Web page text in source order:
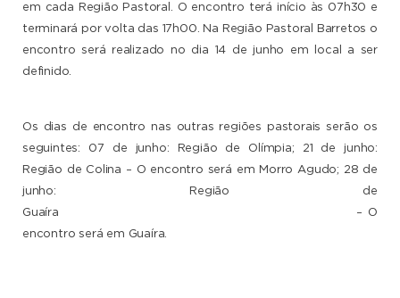
em cada Região Pastoral. O encontro terá início às 07h30 e
terminará por volta das 17h00. Na Região Pastoral Barretos o
encontro será realizado no dia 14 de junho em local a ser
definido.
Os dias de encontro nas outras regiões pastorais serão os
seguintes: 07 de junho: Região de Olímpia; 21 de junho:
Região de Colina – O encontro será em Morro Agudo; 28 de
junho: Região de
Guaíra – O
encontro será em Guaíra.